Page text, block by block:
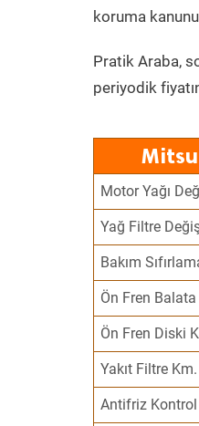
koruma
Pratik Araba,
periyodik
Motor Yağı
Yağ Filtre
Bakım
Ön Fren
Ön Fren Diski
Yakıt Filtre
Antifriz Kontrol